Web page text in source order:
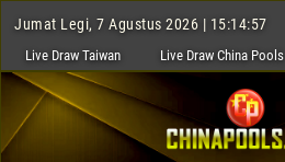
Jumat Legi, 7 Agustus 2026 | 15:14:59
Live Draw Taiwan Live Draw China Pools